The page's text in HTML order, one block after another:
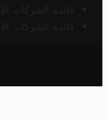
قائمة الشركات
قائمة الشركات